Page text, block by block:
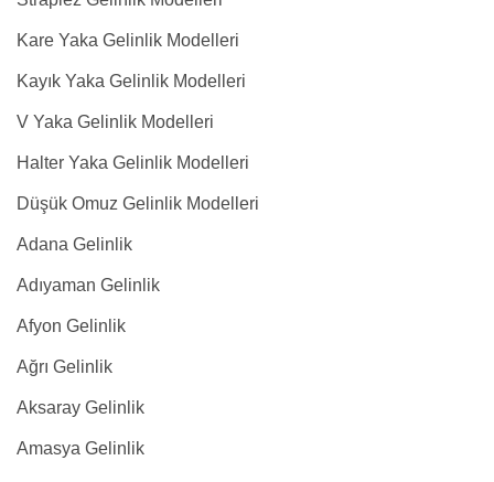
Kare Yaka Gelinlik Modelleri
Kayık Yaka Gelinlik Modelleri
V Yaka Gelinlik Modelleri
Halter Yaka Gelinlik Modelleri
Düşük Omuz Gelinlik Modelleri
Adana Gelinlik
Adıyaman Gelinlik
Afyon Gelinlik
Ağrı Gelinlik
Aksaray Gelinlik
Amasya Gelinlik